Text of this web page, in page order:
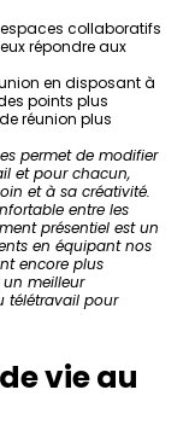
collaboratifs
répondre aux
en disposant à
points plus
réunion plus
permet de modifier
et pour chacun,
et à sa créativité.
entre les
présentiel est un
en équipant nos
encore plus
meilleur
télétravail pour
vie au